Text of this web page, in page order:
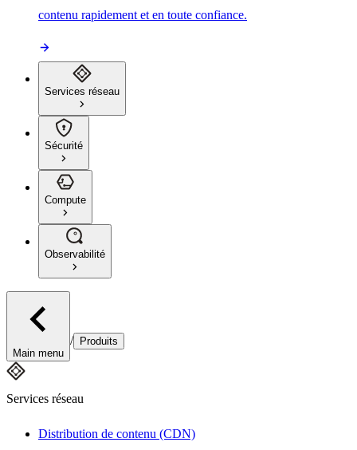
contenu rapidement et en toute confiance.
Services réseau
Sécurité
Compute
Observabilité
Main menu
/ Produits
Services réseau
Distribution de contenu (CDN)